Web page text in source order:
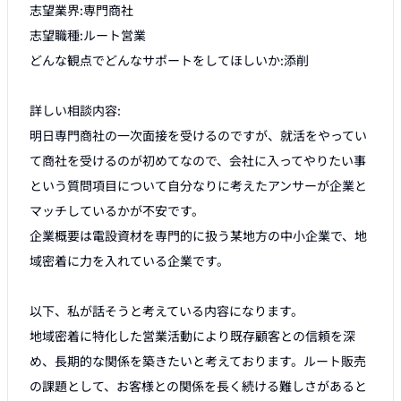
志望業界:専門商社
志望職種:ルート営業
どんな観点でどんなサポートをしてほしいか:添削
詳しい相談内容:
明日専門商社の一次面接を受けるのですが、就活をやってい
て商社を受けるのが初めてなので、会社に入ってやりたい事
という質問項目について自分なりに考えたアンサーが企業と
マッチしているかが不安です。
企業概要は電設資材を専門的に扱う某地方の中小企業で、地
域密着に力を入れている企業です。
以下、私が話そうと考えている内容になります。
地域密着に特化した営業活動により既存顧客との信頼を深
め、長期的な関係を築きたいと考えております。ルート販売
の課題として、お客様との関係を長く続ける難しさがあると